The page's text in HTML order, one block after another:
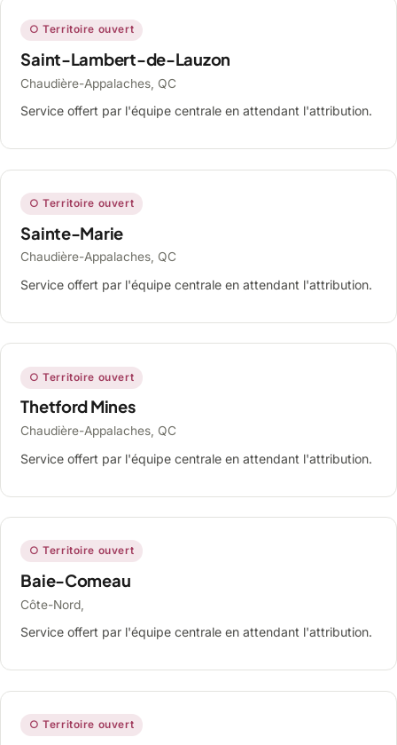
○ Territoire ouvert
Saint-Lambert-de-Lauzon
Chaudière-Appalaches, QC
Service offert par l'équipe centrale en attendant l'attribution.
○ Territoire ouvert
Sainte-Marie
Chaudière-Appalaches, QC
Service offert par l'équipe centrale en attendant l'attribution.
○ Territoire ouvert
Thetford Mines
Chaudière-Appalaches, QC
Service offert par l'équipe centrale en attendant l'attribution.
○ Territoire ouvert
Baie-Comeau
Côte-Nord,
Service offert par l'équipe centrale en attendant l'attribution.
○ Territoire ouvert